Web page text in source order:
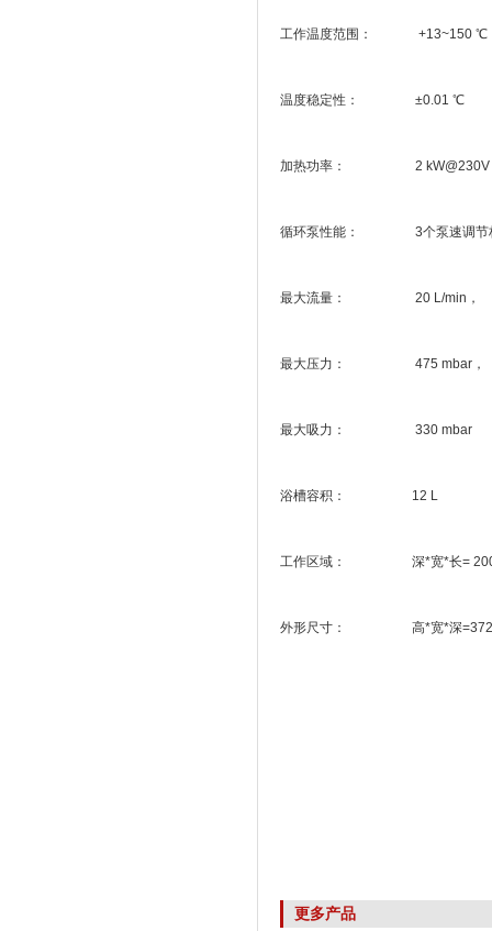
工作温度范围： +13~150 ℃
温度稳定性： ±0.01 ℃
加热功率： 2 kW@230V；
循环泵性能： 3个泵速调节
最大流量： 20 L/min，
最大压力： 475 mbar，
最大吸力： 330 mbar
浴槽容积： 12 L
工作区域： 深*宽*长= 200 x
外形尺寸： 高*宽*深=372 x
更多产品